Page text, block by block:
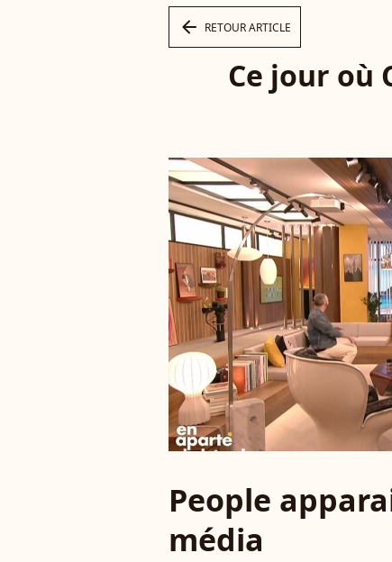
arrow_left RETOUR ARTICLE
Ce jour où
People
média